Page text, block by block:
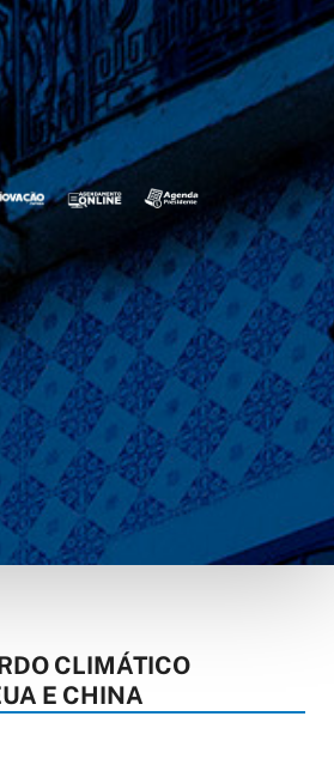
CLIMÁTICO
E CHINA